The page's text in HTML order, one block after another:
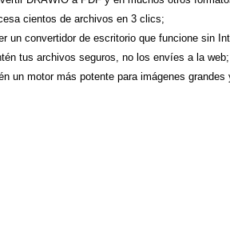
cientos de archivos en 3 clics;
un convertidor de escritorio que funcione sin
tus archivos seguros, no los envíes a la web;
un motor más potente para imágenes grandes